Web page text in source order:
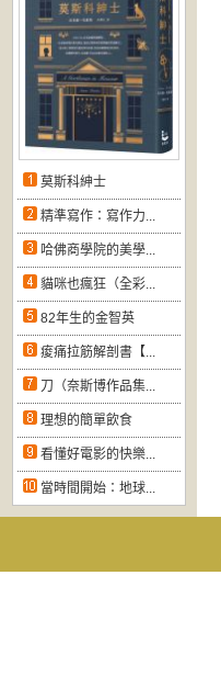
莫斯科紳士
精準寫作：寫作力...
哈佛商學院的美學...
貓咪也瘋狂（全彩...
82年生的金智英
痠痛拉筋解剖書【...
刀（奈斯博作品集...
理想的簡單飲食
看懂好電影的快樂...
當時間開始：地球...